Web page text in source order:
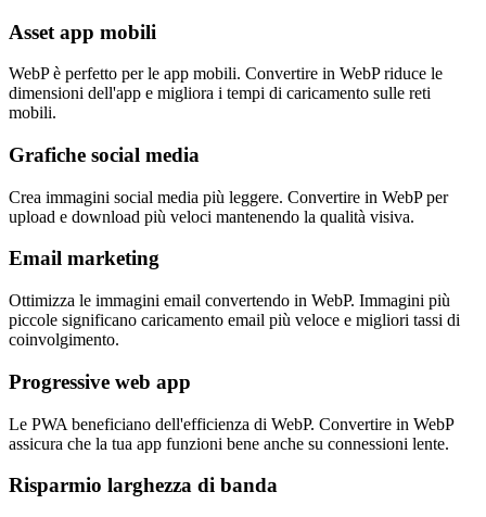
Asset app mobili
WebP è perfetto per le app mobili. Convertire in WebP riduce le
dimensioni dell'app e migliora i tempi di caricamento sulle reti
mobili.
Grafiche social media
Crea immagini social media più leggere. Convertire in WebP per
upload e download più veloci mantenendo la qualità visiva.
Email marketing
Ottimizza le immagini email convertendo in WebP. Immagini più
piccole significano caricamento email più veloce e migliori tassi di
coinvolgimento.
Progressive web app
Le PWA beneficiano dell'efficienza di WebP. Convertire in WebP
assicura che la tua app funzioni bene anche su connessioni lente.
Risparmio larghezza di banda